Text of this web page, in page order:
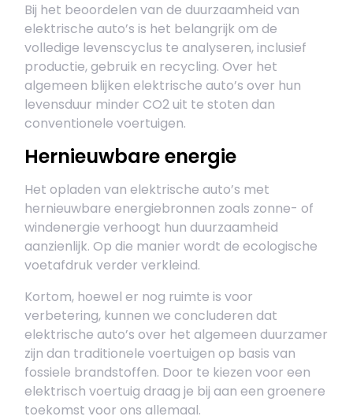
Bij het beoordelen van de duurzaamheid van
elektrische auto’s is het belangrijk om de
volledige levenscyclus te analyseren, inclusief
productie, gebruik en recycling. Over het
algemeen blijken elektrische auto’s over hun
levensduur minder CO2 uit te stoten dan
conventionele voertuigen.
Hernieuwbare energie
Het opladen van elektrische auto’s met
hernieuwbare energiebronnen zoals zonne- of
windenergie verhoogt hun duurzaamheid
aanzienlijk. Op die manier wordt de ecologische
voetafdruk verder verkleind.
Kortom, hoewel er nog ruimte is voor
verbetering, kunnen we concluderen dat
elektrische auto’s over het algemeen duurzamer
zijn dan traditionele voertuigen op basis van
fossiele brandstoffen. Door te kiezen voor een
elektrisch voertuig draag je bij aan een groenere
toekomst voor ons allemaal.